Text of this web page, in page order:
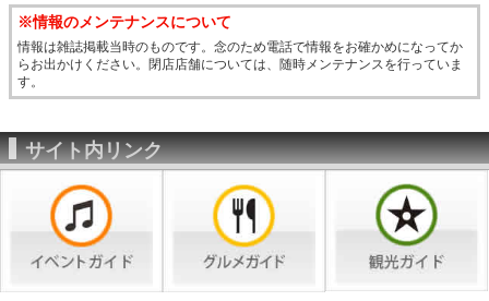
※情報のメンテナンスについて
情報は雑誌掲載当時のものです。念のため電話で情報をお確かめになってか
らお出かけください。閉店店舗については、随時メンテナンスを行っていま
す。
サイト内リンク